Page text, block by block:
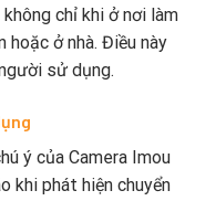
chỉ khi ở nơi làm
hoặc ở nhà. Điều này
sử dụng.
ý của Camera Imou
khi phát hiện chuyển